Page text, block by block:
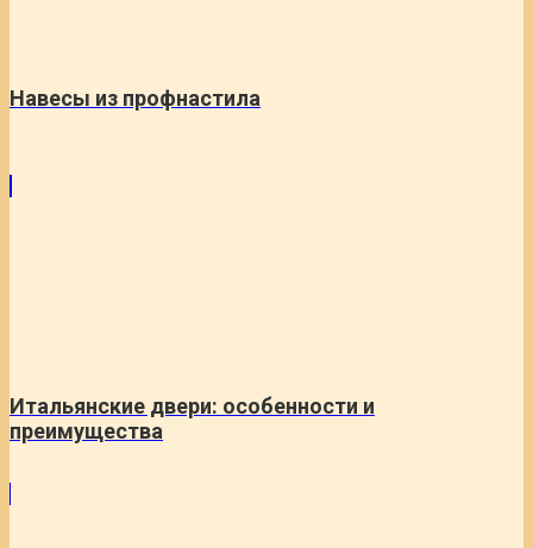
Навесы из профнастила
Итальянские двери: особенности и
преимущества